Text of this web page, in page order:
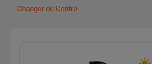
Changer de Centre